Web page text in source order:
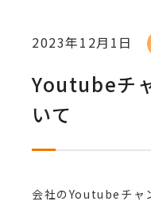
2023年12月1日
Youtubeチ
いて
会社のYoutubeチャ